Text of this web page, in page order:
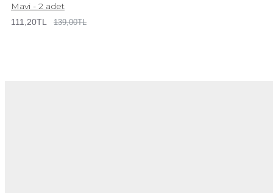
Mavi - 2 adet
111,20TL 139,00TL